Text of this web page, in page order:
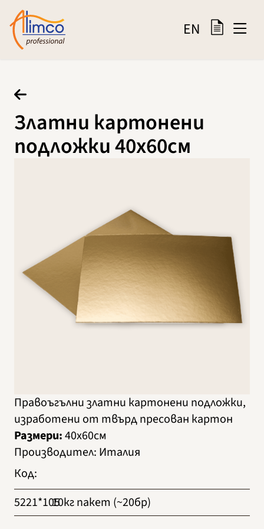
EN
Златни картонени
подложки 40х60см
Правоъгълни златни картонени подложки,
изработени от твърд пресован картон
Размери:40х60см
Производител: Италия
Код:
5221*10510кг пакет (~20бр)